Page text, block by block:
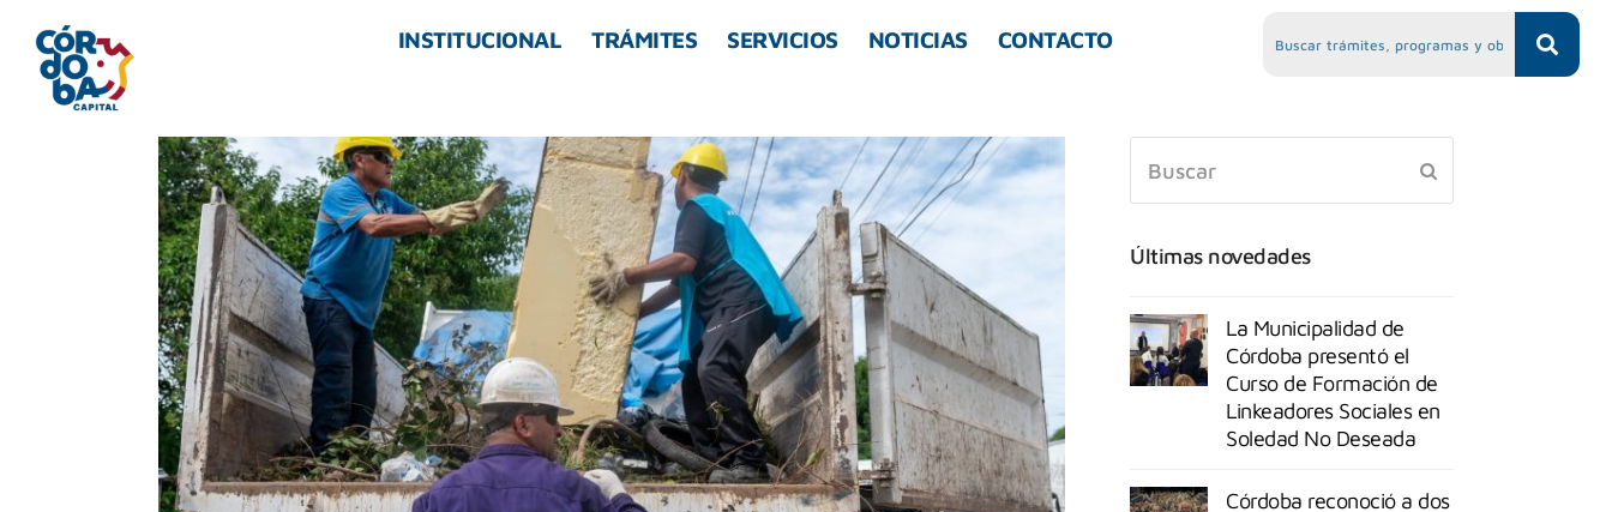
INSTITUCIONAL TRÁMITES SERVICIOS NOTICIAS CONTACTO
Últimas novedades
La Municipalidad de
Córdoba presentó el
Curso de Formación de
Linkeadores Sociales en
Soledad No Deseada
Córdoba reconoció a dos